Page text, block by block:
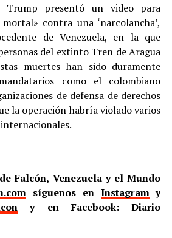
Trump presentó un video para
contra una ‘narcolancha’,
de Venezuela, en la que
del extinto Tren de Aragua
muertes han sido duramente
como el colombiano
de defensa de derechos
la operación habría violado varios
Falcón, Venezuela y el Mundo
síguenos en Instagramy
y en Facebook: Diario